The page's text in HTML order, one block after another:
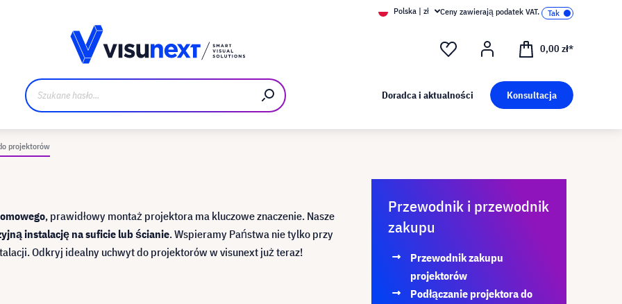
Polska | zł Ceny zawierają podatek VAT.
0,00 zł*
Doradca i aktualności Konsultacja
projektorów
, prawidłowy montaż projektora ma kluczowe znaczenie. Nasze
instalację na suficie lub ścianie. Wspieramy Państwa nie tylko przy
Odkryj idealny uchwyt do projektorów w visunext już teraz!
Przewodnik i przewodnik
zakupu
Przewodnik zakupu
projektorów
Podłączanie projektora do